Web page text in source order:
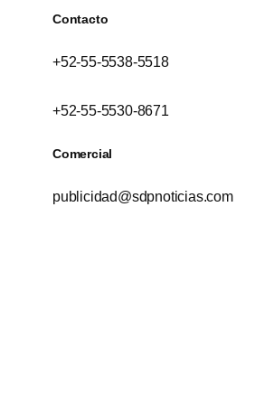
Contacto
+52-55-5538-5518
+52-55-5530-8671
Comercial
publicidad@sdpnoticias.com